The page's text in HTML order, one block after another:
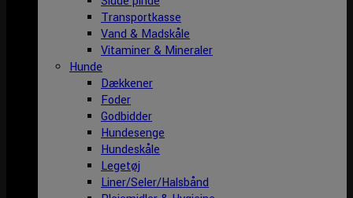
Transportkasse
Vand & Madskåle
Vitaminer & Mineraler
Hunde
Dækkener
Foder
Godbidder
Hundesenge
Hundeskåle
Legetøj
Liner/Seler/Halsbånd